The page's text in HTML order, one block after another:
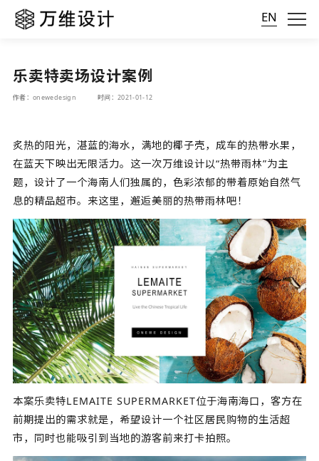
EN
乐卖特卖场设计案例
作者：onewedesign 时间：2021-01-12
炙热的阳光，湛蓝的海水，满地的椰子壳，成车的热带水果，
在蓝天下映出无限活力。这一次万维设计以“热带雨林”为主
题，设计了一个海南人们独属的，色彩浓郁的带着原始自然气
息的精品超市。来这里，邂逅美丽的热带雨林吧！
本案乐卖特LEMAITE SUPERMARKET位于海南海口，客方在
前期提出的需求就是，希望设计一个社区居民购物的生活超
市，同时也能吸引到当地的游客前来打卡拍照。